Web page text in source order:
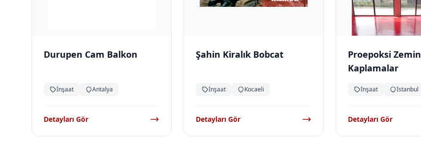
Durupen Cam Balkon
İnşaat Antalya
Detayları Gör
Şahin Kiralık Bobcat
İnşaat Kocaeli
Detayları Gör
Proepoksi Zemin
Kaplamalar
İnşaat İstanbul
Detayları Gör